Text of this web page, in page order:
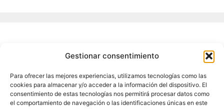
Gestionar consentimiento
Para ofrecer las mejores experiencias, utilizamos tecnologías como las
cookies para almacenar y/o acceder a la información del dispositivo. El
consentimiento de estas tecnologías nos permitirá procesar datos como
el comportamiento de navegación o las identificaciones únicas en este
Acceder
Feed de entradas